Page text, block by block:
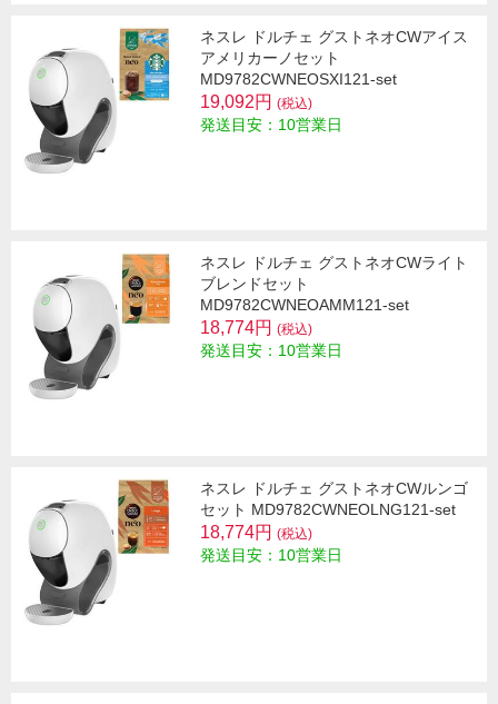
ネスレ ドルチェ グストネオCWアイス
アメリカーノセット
MD9782CWNEOSXI121-set
19,092円 (税込)
発送目安：10営業日
ネスレ ドルチェ グストネオCWライト
ブレンドセット
MD9782CWNEOAMM121-set
18,774円 (税込)
発送目安：10営業日
ネスレ ドルチェ グストネオCWルンゴ
セット MD9782CWNEOLNG121-set
18,774円 (税込)
発送目安：10営業日